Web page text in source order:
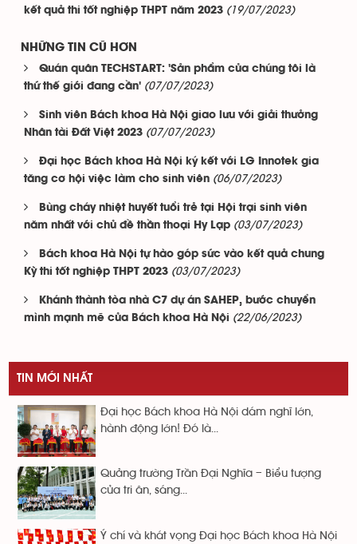
kết quả thi tốt nghiệp THPT năm 2023 (19/07/2023)
NHỮNG TIN CŨ HƠN
Quán quân TECHSTART: 'Sản phẩm của chúng tôi là
thứ thế giới đang cần' (07/07/2023)
Sinh viên Bách khoa Hà Nội giao lưu với giải thưởng
Nhân tài Đất Việt 2023 (07/07/2023)
Đại học Bách khoa Hà Nội ký kết với LG Innotek gia
tăng cơ hội việc làm cho sinh viên (06/07/2023)
Bùng cháy nhiệt huyết tuổi trẻ tại Hội trại sinh viên
năm nhất với chủ đề thần thoại Hy Lạp (03/07/2023)
Bách khoa Hà Nội tự hào góp sức vào kết quả chung
Kỳ thi tốt nghiệp THPT 2023 (03/07/2023)
Khánh thành tòa nhà C7 dự án SAHEP, bước chuyển
mình mạnh mẽ của Bách khoa Hà Nội (22/06/2023)
TIN MỚI NHẤT
Đại học Bách khoa Hà Nội dám nghĩ lớn,
hành động lớn! Đó là...
Quảng trường Trần Đại Nghĩa – Biểu tượng
của tri ân, sáng...
Ý chí và khát vọng Đại học Bách khoa Hà Nội